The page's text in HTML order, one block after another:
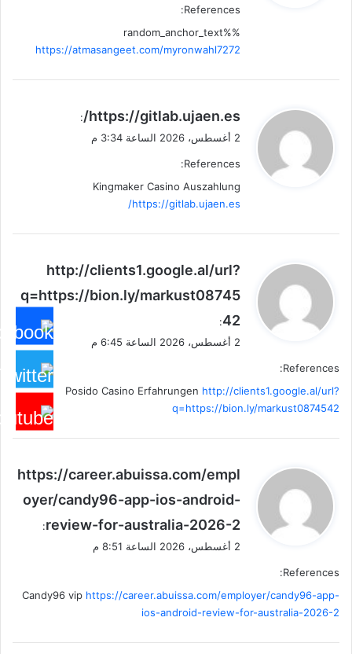
References:
%random_anchor_text%
https://atmasangeet.com/myronwahl7272
ي
ل
https://gitlab.ujaen.es/
:
2 أغسطس، 2026 الساعة 3:34 م
References:
Kingmaker Casino Auszahlung
https://gitlab.ujaen.es/
ي
و
ل
http://clients1.google.al/url?
q=https://bion.ly/markust08745
42
:
2 أغسطس، 2026 الساعة 6:45 م
References:
Posido Casino Erfahrungen http://clients1.google.al/url?
q=https://bion.ly/markust0874542
ي
ل
https://career.abuissa.com/empl
oyer/candy96-app-ios-android-
review-for-australia-2026-2
:
2 أغسطس، 2026 الساعة 8:51 م
References:
Candy96 vip https://career.abuissa.com/employer/candy96-app-
ios-android-review-for-australia-2026-2